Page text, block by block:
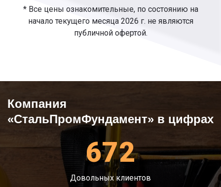
Создание гидроизоляционных листов
внахлест.
Стыки с помощью горелки газовой
Осуществляют финишную облицовку.
* Все цены ознакомительные, по состоянию на
начало текущего месяца 2026 г. не являются
публичной офертой.
Компания
«СтальПромФундамент» в цифрах
672
Довольных клиентов